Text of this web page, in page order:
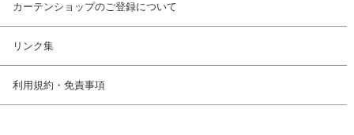
カーテンショップのご登録について
リンク集
利用規約・免責事項